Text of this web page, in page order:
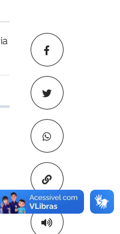
Copiar para